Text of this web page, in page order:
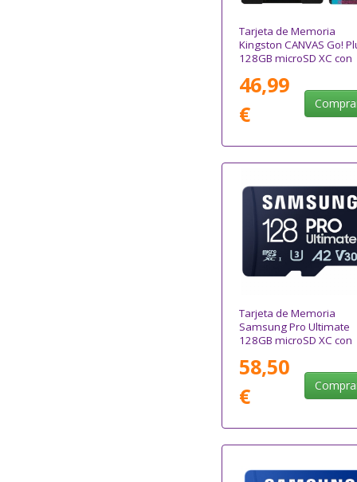
Tarjeta de Memoria
Kingston CANVAS Go!
128GB microSD XC con
200MBs
46,99
€
Tarjeta de Memoria
Samsung Pro Ultimate
128GB microSD XC con
200MBs
58,50
€